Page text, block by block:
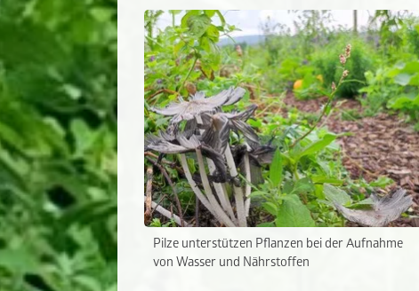
Pilze unterstützen Pflanzen bei der Aufnahme
von Wasser und Nährstoffen